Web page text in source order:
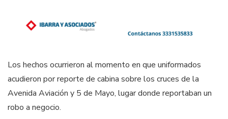
Los hechos ocurrieron al momento en que uniformados
acudieron por reporte de cabina sobre los cruces de la
Avenida Aviación y 5 de Mayo, lugar donde reportaban un
robo a negocio.